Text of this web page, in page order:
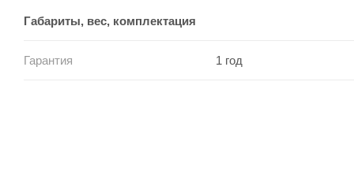
Габариты, вес, комплектация
Гарантия 1 год